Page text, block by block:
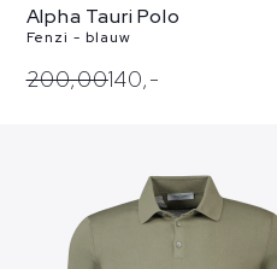
Alpha Tauri Polo
Fenzi - blauw
200,00140,-